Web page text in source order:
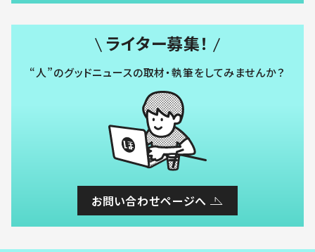
ライター募集！
“人”のグッドニュースの取材・執筆をしてみませんか？
お問い合わせページへ